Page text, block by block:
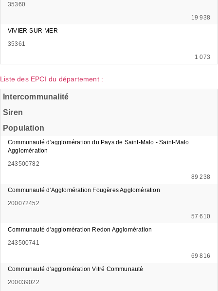
35360
19 938
VIVIER-SUR-MER
35361
1 073
Liste des EPCI du département :
Intercommunalité
Siren
Population
Communauté d'agglomération du Pays de Saint-Malo - Saint-Malo
Agglomération
243500782
89 238
Communauté d'Agglomération Fougères Agglomération
200072452
57 610
Communauté d'agglomération Redon Agglomération
243500741
69 816
Communauté d'agglomération Vitré Communauté
200039022